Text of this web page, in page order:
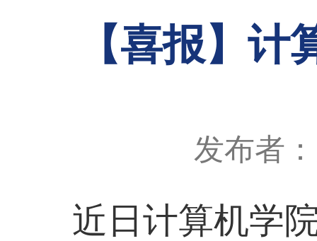
【喜报】
发布者
近日计算机学